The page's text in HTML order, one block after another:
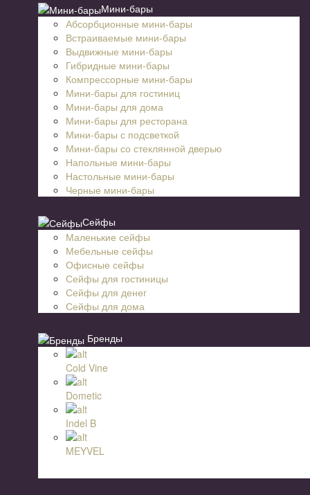
Мини-бары
Абсорбционные мини-бары
Встраиваемые мини-бары
Выдвижные мини-бары
Гибридные мини-бары
Компрессорные мини-бары
Мини-бары для гостиниц
Мини-бары для дома
Мини-бары для ресторана
Мини-бары с подсветкой
Мини-бары со стеклянной дверью
Напольные мини-бары
Настольные мини-бары
Черные мини-бары
Сейфы
Маленькие сейфы
Мебельные сейфы
Офисные сейфы
Сейфы для гостиницы
Сейфы для денег
Сейфы для дома
Бренды
Cold Vine
Dometic
Indel B
MEYVEL